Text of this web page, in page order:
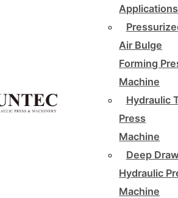
Applications
Air Bulge
Forming
Machine
Hydraulic
Press
Machine
Deep
Hydraulic
Machine